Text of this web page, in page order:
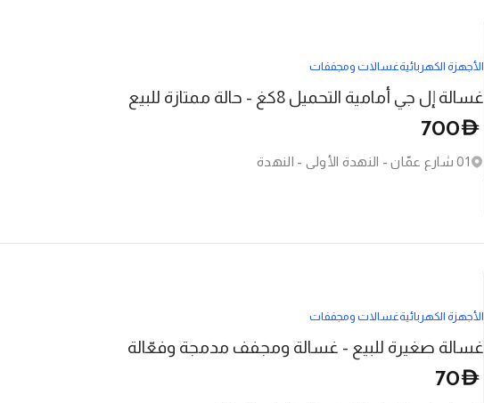
الأجهزة الكهربائيةغسالات ومجففات
غسالة إل جي أمامية التحميل 8كغ - حالة ممتازة للبيع
D
700
01 شارع عمّان - النهدة الأولى - النهدة
الأجهزة الكهربائيةغسالات ومجففات
غسالة صغيرة للبيع - غسالة ومجفف مدمجة وفعّالة
D
70